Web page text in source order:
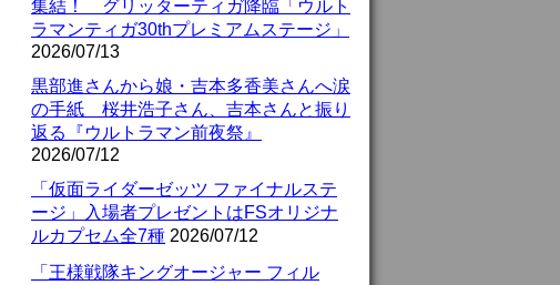
集結！ グリッターティガ降臨「ウルト
ラマンティガ30thプレミアムステージ」
2026/07/13
黒部進さんから娘・吉本多香美さんへ涙
の手紙 桜井浩子さん、吉本さんと振り
返る『ウルトラマン前夜祭』
2026/07/12
「仮面ライダーゼッツ ファイナルステ
ージ」入場者プレゼントはFSオリジナ
ルカプセム全7種 2026/07/12
「王様戦隊キングオージャー フィル